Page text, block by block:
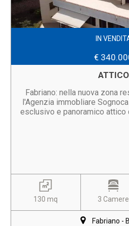
IN
€
ATTICO
Fabriano: nella nuova zona
l'Agenzia immobliare
esclusivo e panoramico attico
130 mq 3 Camere
Fabriano -